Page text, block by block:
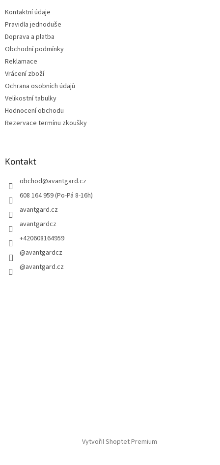
Kontaktní údaje
Pravidla jednoduše
Doprava a platba
Obchodní podmínky
Reklamace
Vrácení zboží
Ochrana osobních údajů
Velikostní tabulky
Hodnocení obchodu
Rezervace termínu zkoušky
Kontakt
obchod@avantgard.cz
608 164 959 (Po-Pá 8-16h)
avantgard.cz
avantgardcz
+420608164959
@avantgardcz
@avantgard.cz
Vytvořil Shoptet Premium